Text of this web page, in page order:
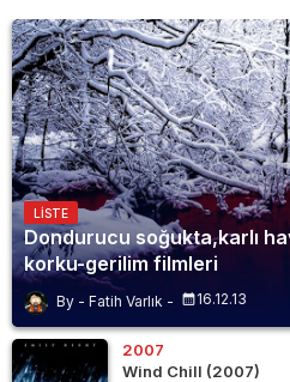
LISTE
Dondurucu soğukta,karlı
korku-gerilim filmleri
Fatih Varlık 16.12.13
2007
Wind Chill (2007)